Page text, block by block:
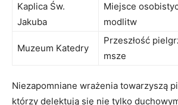
Kaplica Św.
Jakuba
Miejsce
modlitw
Muzeum Katedry
Przeszłość
msze
Niezapomniane wrażenia towarzyszą
którzy delektują się nie tylko